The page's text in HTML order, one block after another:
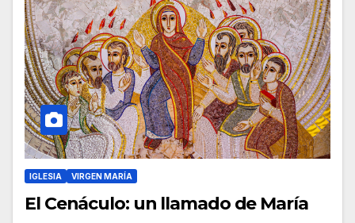
IGLESIA VIRGEN MARÍA
El Cenáculo: un llamado de María